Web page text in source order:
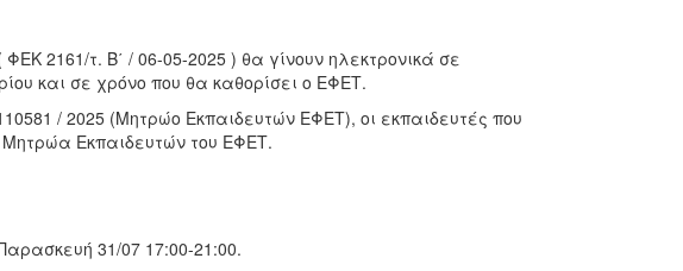
2161/τ. Β΄ / 06-05-2025 ) θα γίνουν ηλεκτρονικά σε
και σε χρόνο που θα καθορίσει ο ΕΦΕΤ.
/ 2025 (Μητρώο Εκπαιδευτών ΕΦΕΤ), οι εκπαιδευτές που
Εκπαιδευτών του ΕΦΕΤ.
31/07 17:00-21:00.